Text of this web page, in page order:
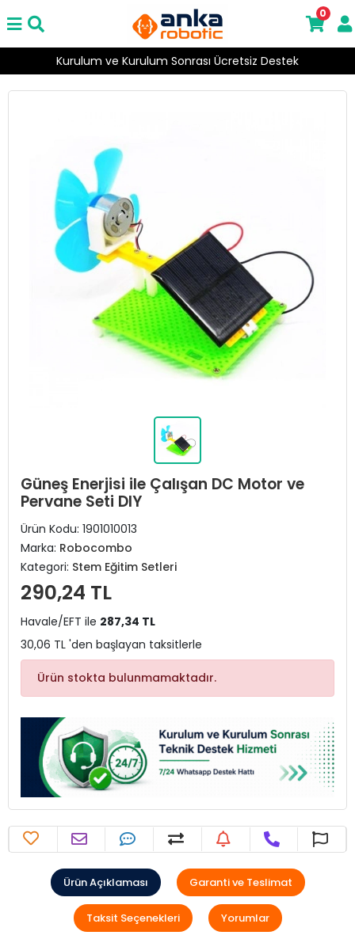
Kurulum ve Kurulum Sonrası Ücretsiz Destek
0
Güneş Enerjisi ile Çalışan DC Motor ve
Pervane Seti DIY
Ürün Kodu: 1901010013
Marka: Robocombo
Kategori: Stem Eğitim Setleri
290,24 TL
Havale/EFT ile 287,34 TL
30,06 TL 'den başlayan taksitlerle
Ürün stokta bulunmamaktadır.
Ürün Açıklaması Garanti ve Teslimat
Taksit Seçenekleri Yorumlar